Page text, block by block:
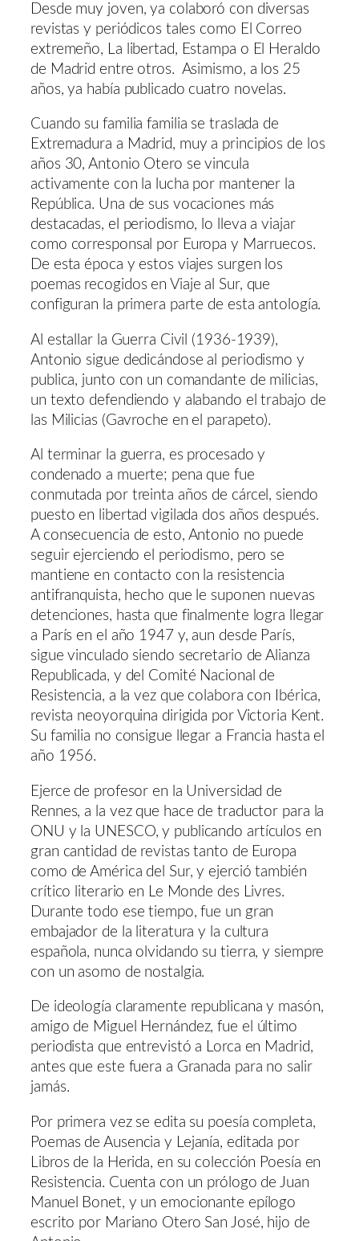
Desde muy joven, ya colaboró con diversas
revistas y periódicos tales como El Correo
extremeño, La libertad, Estampa o El Heraldo
de Madrid entre otros. Asimismo, a los 25
años, ya había publicado cuatro novelas.
Cuando su familia familia se traslada de
Extremadura a Madrid, muy a principios de los
años 30, Antonio Otero se vincula
activamente con la lucha por mantener la
República. Una de sus vocaciones más
destacadas, el periodismo, lo lleva a viajar
como corresponsal por Europa y Marruecos.
De esta época y estos viajes surgen los
poemas recogidos en Viaje al Sur, que
configuran la primera parte de esta antología.
Al estallar la Guerra Civil (1936-1939),
Antonio sigue dedicándose al periodismo y
publica, junto con un comandante de milicias,
un texto defendiendo y alabando el trabajo de
las Milicias (Gavroche en el parapeto).
Al terminar la guerra, es procesado y
condenado a muerte; pena que fue
conmutada por treinta años de cárcel, siendo
puesto en libertad vigilada dos años después.
A consecuencia de esto, Antonio no puede
seguir ejerciendo el periodismo, pero se
mantiene en contacto con la resistencia
antifranquista, hecho que le suponen nuevas
detenciones, hasta que finalmente logra llegar
a París en el año 1947 y, aun desde París,
sigue vinculado siendo secretario de Alianza
Republicada, y del Comité Nacional de
Resistencia, a la vez que colabora con Ibérica,
revista neoyorquina dirigida por Victoria Kent.
Su familia no consigue llegar a Francia hasta el
año 1956.
Ejerce de profesor en la Universidad de
Rennes, a la vez que hace de traductor para la
ONU y la UNESCO, y publicando artículos en
gran cantidad de revistas tanto de Europa
como de América del Sur, y ejerció también
crítico literario en Le Monde des Livres.
Durante todo ese tiempo, fue un gran
embajador de la literatura y la cultura
española, nunca olvidando su tierra, y siempre
con un asomo de nostalgia.
De ideología claramente republicana y masón,
amigo de Miguel Hernández, fue el último
periodista que entrevistó a Lorca en Madrid,
antes que este fuera a Granada para no salir
jamás.
Por primera vez se edita su poesía completa,
Poemas de Ausencia y Lejanía, editada por
Libros de la Herida, en su colección Poesía en
Resistencia. Cuenta con un prólogo de Juan
Manuel Bonet, y un emocionante epílogo
escrito por Mariano Otero San José, hijo de